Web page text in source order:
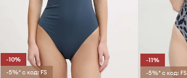
-10%
-5%* с код: FS
-11%
-5%* с код: FS